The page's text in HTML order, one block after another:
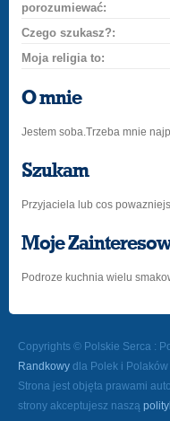
porozumiewać:
Czego szukasz?:
Moja religia to:
O mnie
Jestem soba.Trzeba mnie
Szukam
Przyjaciela lub cos
Moje
Podroze kuchnia wielu
Copyrights © Polskie Serca :
Randkowy dla Polek i
Strona jest objęta prawami
strony akceptujesz naszą